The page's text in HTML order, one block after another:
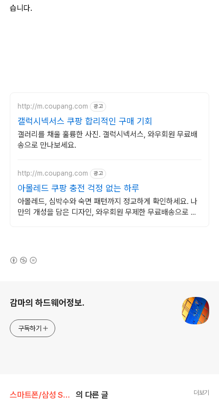
습니다.
http://m.coupang.com 광고
갤럭시넥서스 쿠팡 합리적인 구매 기회
갤러리를 채울 훌륭한 사진. 갤럭시넥서스, 와우회원 무료배
송으로 만나보세요.
http://m.coupang.com 광고
아몰레드 쿠팡 충전 걱정 없는 하루
아몰레드, 심박수와 숙면 패턴까지 정교하게 확인하세요. 나
만의 개성을 담은 디자인, 와우회원 무제한 무료배송으로 만
감마의 하드웨어정보.
구독하기
스마트폰/삼성 SAMSUNG 의 다른 글 더보기